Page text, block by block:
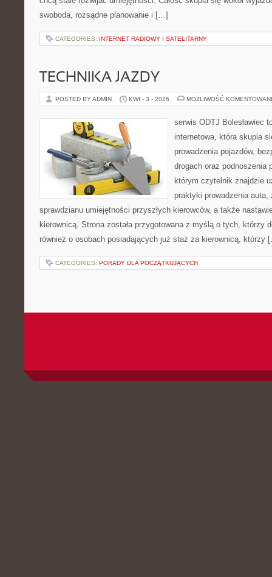
swoboda, rozsądne planowanie i […]
CATEGORIES: INTERNET RADIOWY I SATELITARNY
TECHNIKA JAZDY
POSTED BY ADMIN KWI - 3 - 2026 MOŻLIWOŚĆ
serwis ODTJ Bolesławiec
internetowa, która skupia
prowadzenia pojazdów,
drogach oraz podnoszenia
którym czytelnik znajdzie
praktyki prowadzenia auta,
sprawdzianu umiejętności przyszłych kierowców, a także
kierownicą. Strona została przygotowana z myślą o tych, którzy
również o osobach posiadających już staż za kierownicą, którzy
CATEGORIES: PORADY DLA POCZĄTKUJĄCYCH